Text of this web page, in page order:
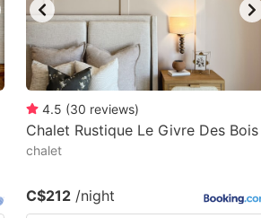
changing
dates.
4.5 (30 reviews)
Chalet Rustique Le Givre Des Bois
chalet
C$212 /night